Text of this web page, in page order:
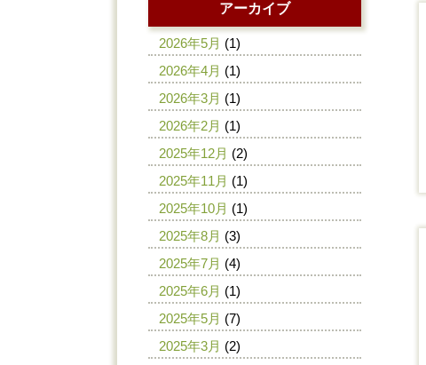
アーカイブ
2026年5月 (1)
2026年4月 (1)
2026年3月 (1)
2026年2月 (1)
2025年12月 (2)
2025年11月 (1)
2025年10月 (1)
2025年8月 (3)
2025年7月 (4)
2025年6月 (1)
2025年5月 (7)
2025年3月 (2)